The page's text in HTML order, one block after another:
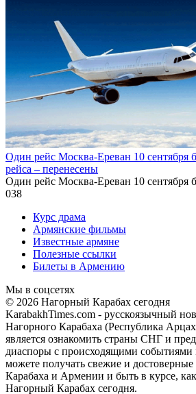
Один рейс Москва-Ереван 10 сентября
рейса – перенесены
Один рейс Москва-Ереван 10 сентября
038
Курс драма
Армянские фильмы
Известные армяне
Полезные ссылки
Билеты в Армению
Мы в соцсетях
© 2026 Нагорный Карабах сегодня
KarabakhTimes.com - русскоязычный
Нагорного Карабаха (Республика
является ознакомить страны СНГ и
диаспоры с происходящими событиями
можете получать свежие и
Карабаха и Армении и быть в курсе,
Нагорный Карабах сегодня.